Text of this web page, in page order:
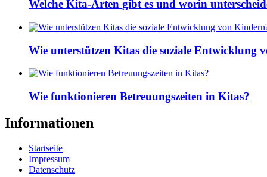
Welche Kita-Arten gibt es und worin
Wie unterstützen Kitas die soziale Entwicklung
Wie funktionieren Betreuungszeiten in Kitas?
Informationen
Startseite
Impressum
Datenschutz